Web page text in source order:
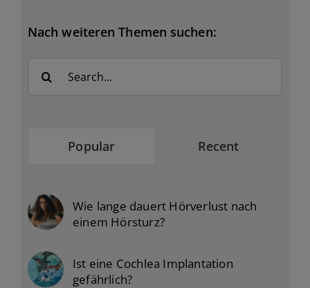
Nach weiteren Themen suchen:
Popular Recent
Wie lange dauert Hörverlust nach
einem Hörsturz?
Ist eine Cochlea Implantation
gefährlich?